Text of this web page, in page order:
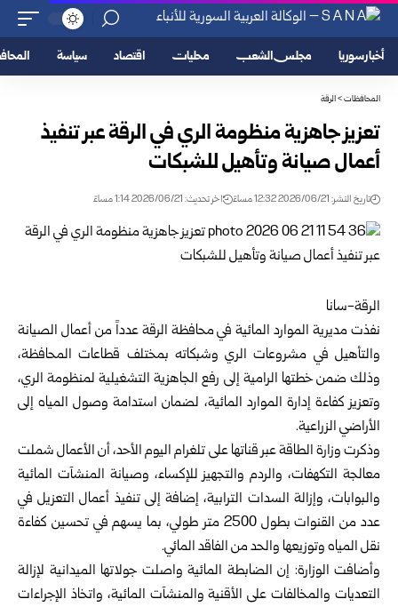
أخبار سوريا مجلس الشعب محليات اقتصاد سياسة
المحافظات>الرقة
تعزيز جاهزية منظومة الري في الرقة عبر تنفيذ
أعمال ‏صيانة وتأهيل‎ ‎للشبكات
تاريخ النشر: 2026/06/21 12:32 مساءً اخر تحديث: 2026/06/21 1:14 مساءً
الرقة-سانا‌‎ ‎
نفذت مديرية الموارد المائية في محافظة الرقةعدداً ‏من أعمال الصيانة
والتأهيل في مشروعات الري ‏وشبكاته بمختلف قطاعات المحافظة،
وذلك ضمن ‏خطتها الرامية إلى رفع الجاهزية التشغيلية لمنظومة ‏الري،
وتعزيز كفاءة إدارة الموارد المائية، لضمان ‏استدامة وصول المياه إلى
الأراضي الزراعية‎.‎
وذكرتوزارة الطاقةعبر قناتها على تلغرام اليوم ‏الأحد، أن الأعمال شملت
معالجة التكهفات، والردم ‏والتجهيز للإكساء، وصيانة المنشآت المائية
‏والبوابات، وإزالة السدات الترابية، إضافة إلى تنفيذ ‏أعمال التعزيل في
عدد من القنوات بطول 2500 ‏متر طولي، بما يسهم في تحسين كفاءة
نقل المياه ‏وتوزيعها والحد من الفاقد المائي‎.‎
وأضافت الوزارة: إن الضابطة المائية واصلت ‏جولاتها الميدانية لإزالة
التعديات والمخالفات على ‏الأقنية والمنشآت المائية، واتخاذ الإجراءات